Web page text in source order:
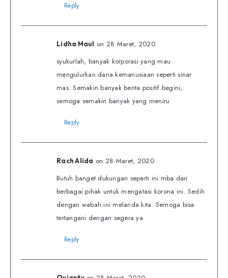
Reply
Lidha Maul on 28 Maret, 2020
syukurlah, banyak korporasi yang mau
mengulurkan dana kemanusiaan seperti sinar
mas. Semakin banyak berita positif begini,
semoga semakin banyak yang meniru
Reply
Rach Alida on 28 Maret, 2020
Butuh banget dukungan seperti ini mba dari
berbagai pihak untuk mengatasi korona ini. Sedih
dengan wabah ini melanda kita. Semoga bisa
tertangani dengan segera ya
Reply